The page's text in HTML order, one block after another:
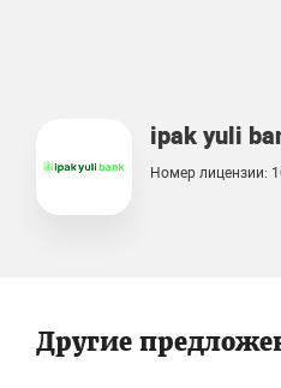
ipak yuli
Номер лицензии:
Другие